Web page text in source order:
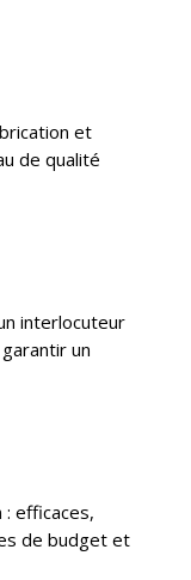
et
de qualité
interlocuteur
un
efficaces,
de budget et